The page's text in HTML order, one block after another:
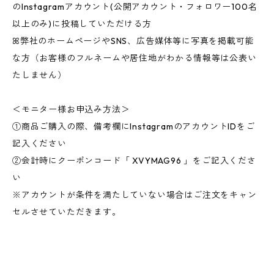
のInstagramアカウント(公開アカウント・フォロワー100名
以上のみ)に投稿していただける方
ꕤ弊社のホームページやSNS、広告媒体等に写真を掲載可能
な方（お客様のフルネームや居住地がわかる情報等は公表い
たしません）
＜モニター様お申込み方法＞
①商品ご購入の際、備考欄にInstagramのアカウントIDをご
記入ください
②会計時にクーポンコード「 XVYMAG96 」をご記入くださ
い
※アカウントが条件を満たしていない場合はご注文をキャン
セルさせていただきます。